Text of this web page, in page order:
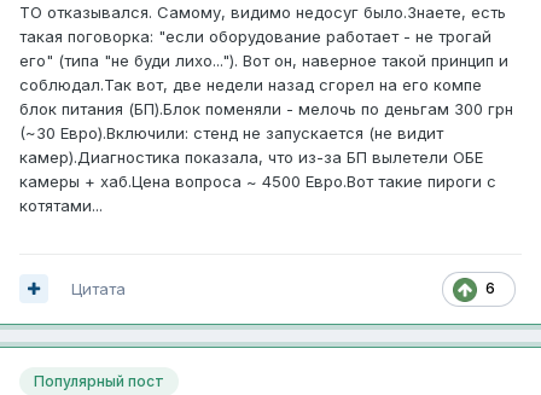
ТО отказывался. Самому, видимо недосуг было.Знаете, есть
такая поговорка: "если оборудование работает - не трогай
его" (типа "не буди лихо..."). Вот он, наверное такой принцип и
соблюдал.Так вот, две недели назад сгорел на его компе
блок питания (БП).Блок поменяли - мелочь по деньгам 300 грн
(~30 Евро).Включили: стенд не запускается (не видит
камер).Диагностика показала, что из-за БП вылетели ОБЕ
камеры + хаб.Цена вопроса ~ 4500 Евро.Вот такие пироги с
котятами...
6
Цитата
Популярный пост